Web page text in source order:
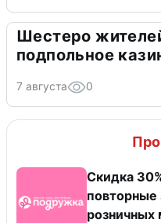
Шестеро
подпольное
7 августа 0
Скидка
повторные
розничных